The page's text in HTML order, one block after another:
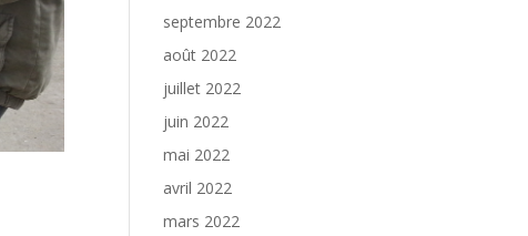
septembre 2022
août 2022
juillet 2022
juin 2022
mai 2022
avril 2022
mars 2022